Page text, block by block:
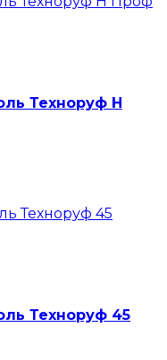
Техноруф Н
Техноруф 45